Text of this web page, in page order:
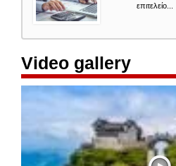
επιτελείο...
Video gallery